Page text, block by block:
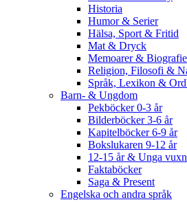
Historia
Humor & Serier
Hälsa, Sport & Fritid
Mat & Dryck
Memoarer &
Religion, Filosofi &
Språk, Lexikon &
Barn- & Ungdom
Pekböcker 0-3 år
Bilderböcker 3-6 år
Kapitelböcker 6-9 år
Bokslukaren 9-12 år
12-15 år & Unga
Faktaböcker
Saga & Present
Engelska och andra språk